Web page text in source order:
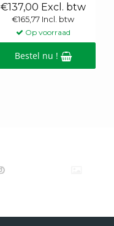
€137,00 Excl. btw
€165,77 Incl. btw
Op voorraad
Bestel nu !